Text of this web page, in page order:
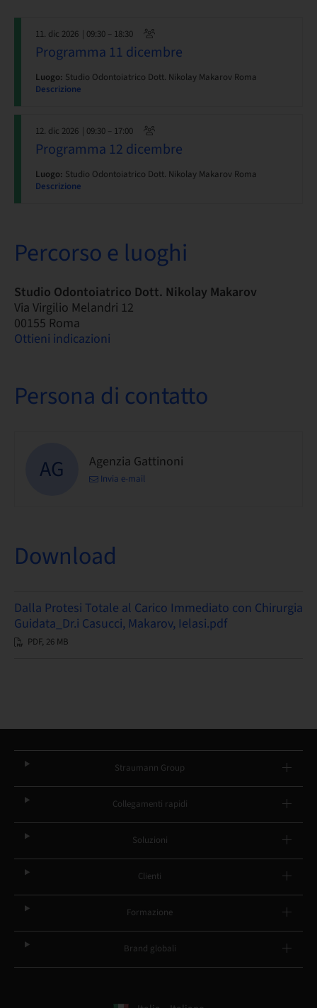
11. dic 2026 | 09:30 – 18:30
Programma 11 dicembre
Luogo: Studio Odontoiatrico Dott. Nikolay Makarov Roma
Descrizione
12. dic 2026 | 09:30 – 17:00
Programma 12 dicembre
Luogo: Studio Odontoiatrico Dott. Nikolay Makarov Roma
Descrizione
Percorso e luoghi
Studio Odontoiatrico Dott. Nikolay Makarov
Via Virgilio Melandri 12
00155 Roma
Ottieni indicazioni
Persona di contatto
AG Agenzia Gattinoni
Invia e-mail
Download
Dalla Protesi Totale al Carico Immediato con Chirurgia
Guidata_Dr.i Casucci, Makarov, Ielasi.pdf
PDF, 26 MB
Straumann Group
Collegamenti rapidi
Soluzioni
Clienti
Formazione
Brand globali